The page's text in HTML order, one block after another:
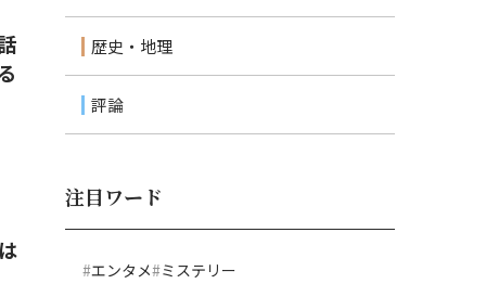
歴史・地理
評論
注目ワード
エンタメ ミステリー